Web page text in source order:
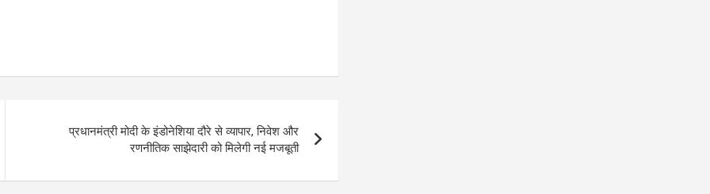
प्रधानमंत्री मोदी के इंडोनेशिया दौरे से व्यापार, निवेश और
रणनीतिक साझेदारी को मिलेगी नई मजबूती